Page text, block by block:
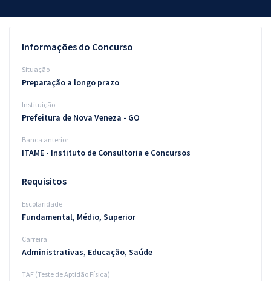
Questões grátis
Blog
Aprovados
Informações do Concurso
Situação
Preparação a longo prazo
Instituição
Prefeitura de Nova Veneza - GO
Banca anterior
ITAME - Instituto de Consultoria e Concursos
Requisitos
Escolaridade
Fundamental, Médio, Superior
Carreira
Administrativas, Educação, Saúde
TAF (Teste de Aptidão Física)